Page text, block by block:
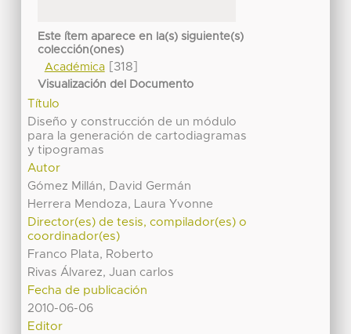
Este ítem aparece en la(s) siguiente(s)
colección(ones)
Académica[318]
Visualización del Documento
Título
Diseño y construcción de un módulo
para la generación de cartodiagramas
y tipogramas
Autor
Gómez Millán, David Germán
Herrera Mendoza, Laura Yvonne
Director(es) de tesis, compilador(es) o
coordinador(es)
Franco Plata, Roberto
Rivas Álvarez, Juan carlos
Fecha de publicación
2010-06-06
Editor